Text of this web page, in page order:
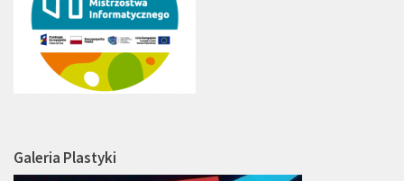
Galeria Plastyki